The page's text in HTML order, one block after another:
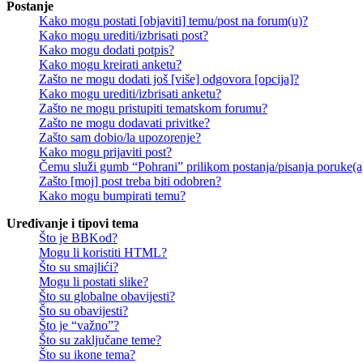
Postanje
Kako mogu postati [objaviti] temu/post na forum(u)?
Kako mogu urediti/izbrisati post?
Kako mogu dodati potpis?
Kako mogu kreirati anketu?
Zašto ne mogu dodati još [više] odgovora [opcija]?
Kako mogu urediti/izbrisati anketu?
Zašto ne mogu pristupiti tematskom forumu?
Zašto ne mogu dodavati privitke?
Zašto sam dobio/la upozorenje?
Kako mogu prijaviti post?
Čemu služi gumb “Pohrani” prilikom postanja/pisanja
Zašto [moj] post treba biti odobren?
Kako mogu bumpirati temu?
Uređivanje i tipovi tema
Što je BBKod?
Mogu li koristiti HTML?
Što su smajlići?
Mogu li postati slike?
Što su globalne obavijesti?
Što su obavijesti?
Što je “važno”?
Što su zaključane teme?
Što su ikone tema?